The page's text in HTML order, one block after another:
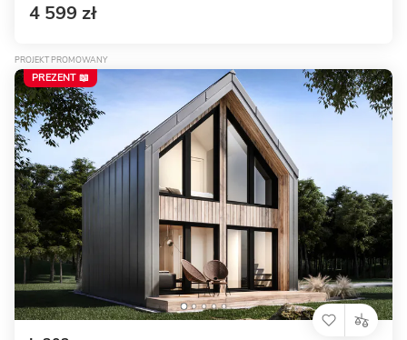
4 599 zł
PROJEKT PROMOWANY
PREZENT 📖